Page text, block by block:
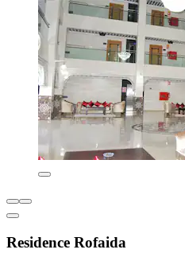
Residence Rofaida